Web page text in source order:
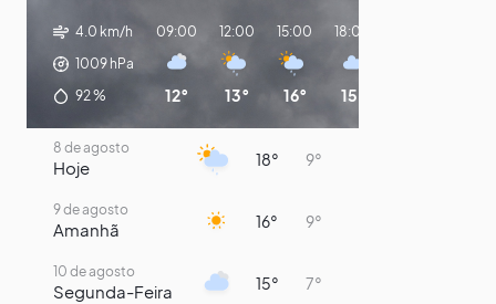
4.0 km/h
1009 hPa
92%
09:00
12°
12:00
13°
15:00
16°
18:00
15°
8 de agosto
Hoje 18° 9°
9 de agosto
Amanhã 16° 9°
10 de agosto
Segunda-Feira 15° 7°